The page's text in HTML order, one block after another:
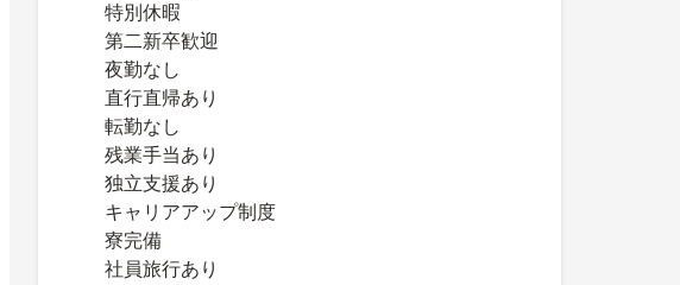
特別休暇
第二新卒歓迎
夜勤なし
直行直帰あり
転勤なし
残業手当あり
独立支援あり
キャリアアップ制度
寮完備
社員旅行あり